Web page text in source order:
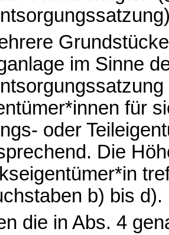
im Sinne
für
oder
Die
b) bis d).
die in Abs. 4